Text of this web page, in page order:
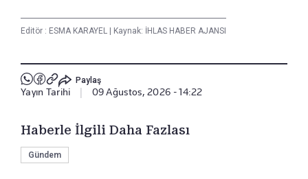
Editör : ESMA KARAYEL Kaynak: İHLAS HABER AJANSI
Paylaş
Yayın Tarihi 09 Ağustos, 2026 - 14:22
Haberle İlgili Daha Fazlası
Gündem